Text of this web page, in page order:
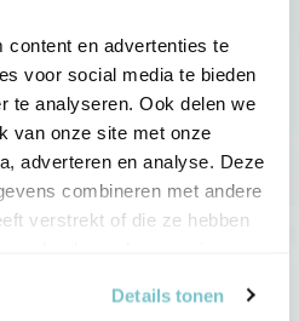
content en advertenties te
voor social media te bieden
te analyseren. Ook delen we
van onze site met onze
adverteren en analyse. Deze
combineren met andere
verstrekt of die ze hebben
Details tonen